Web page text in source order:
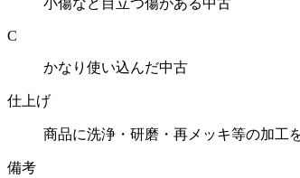
小傷など目立つ傷がある中古
C
かなり使い込んだ中古
仕上げ
商品に洗浄・研磨・再メッキ等の加工
備考